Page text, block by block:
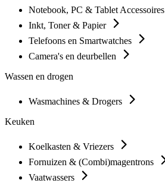
Notebook, PC & Tablet Accessoires
Inkt, Toner & Papier
Telefoons en Smartwatches
Camera's en deurbellen
Wassen en drogen
Wasmachines & Drogers
Keuken
Koelkasten & Vriezers
Fornuizen & (Combi)magentrons
Vaatwassers